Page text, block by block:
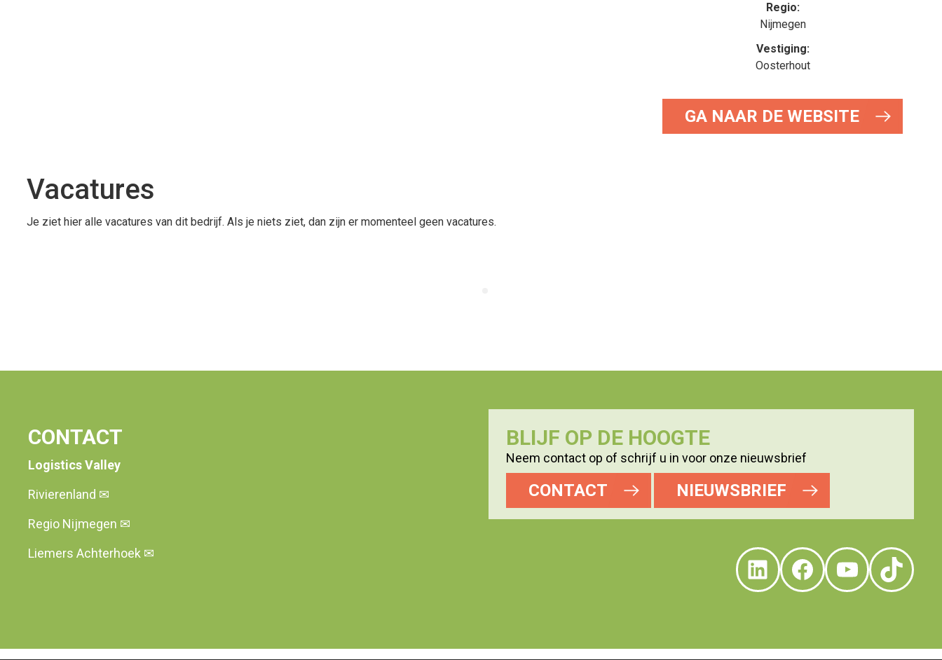
Regio:
Nijmegen
Vestiging:
Oosterhout
GA NAAR DE WEBSITE
Vacatures
Je ziet hier alle vacatures van dit bedrijf. Als je niets ziet, dan zijn er momenteel geen vacatures.
CONTACT
Logistics Valley
Rivierenland ✉
Regio Nijmegen ✉
Liemers Achterhoek ✉
BLIJF OP DE HOOGTE
Neem contact op of schrijf u in voor onze nieuwsbrief
CONTACT NIEUWSBRIEF
LinkedIn
Facebook
YouTube